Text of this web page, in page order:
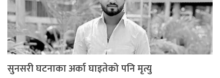
सुनसरी घटनाका अर्का घाइतेको पनि मृत्यु